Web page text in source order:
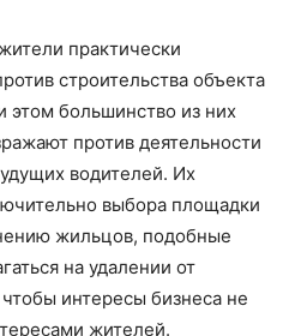
практически
строительства объекта
этом большинство из них
против деятельности
водителей. Их
выбора площадки
жильцов, подобные
на удалении от
интересы бизнеса не
жителей.